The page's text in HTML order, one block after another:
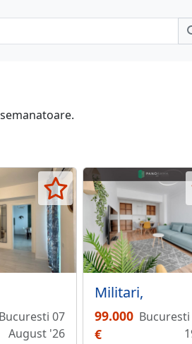
Bucuresti 07
August '26
Militari,
99.000
€